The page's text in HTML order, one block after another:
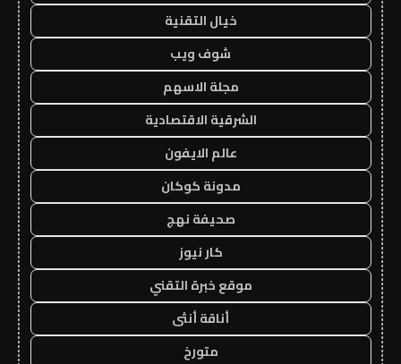
خيال التقنية
شوف ويب
مجلة الاسهم
الشرقية الاقتصادية
عالم الايفون
مدونة كوكان
صحيفة نهج
كار نيوز
موقع خبرة التقني
أناقة أنثى
متورخ